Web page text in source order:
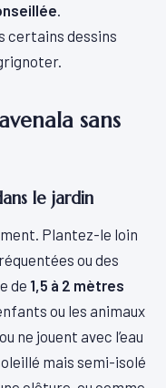
.
certains dessins
sans
le jardin
Plantez-le loin
ou des
de 1,5 à 2 mètres
ou les animaux
ne jouent avec l’eau
mais semi-isolé